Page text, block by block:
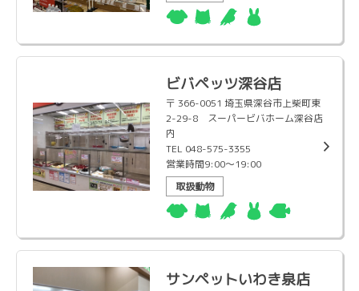
ビバペッツ深谷店
〒 366-0051 埼玉県深谷市上柴町東
2-29-8 スーパービバホーム深谷店
内
TEL 048-575-3355
営業時間9:00〜19:00
取扱動物
サンペットいわき泉店